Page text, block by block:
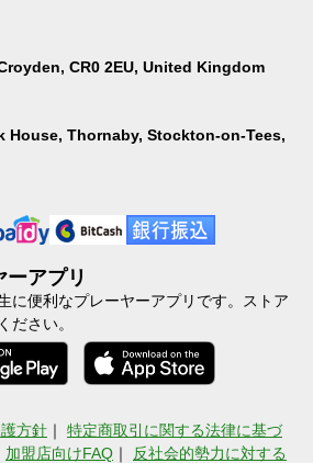
CR0 2EU, United Kingdom
House, Thornaby, Stockton-on-Tees,
アプリ
に便利なプレーヤーアプリです。ストア
ださい。
方針 ｜ 特定商取引に関する法律に基づ
加盟店向けFAQ ｜ 反社会的勢力に対する